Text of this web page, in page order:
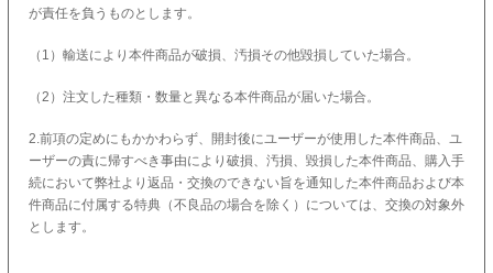
が責任を負うものとします。
（1）輸送により本件商品が破損、汚損その他毀損していた場合。
（2）注文した種類・数量と異なる本件商品が届いた場合。
2.前項の定めにもかかわらず、開封後にユーザーが使用した本件商品、ユ
ーザーの責に帰すべき事由により破損、汚損、毀損した本件商品、購入手
続において弊社より返品・交換のできない旨を通知した本件商品および本
件商品に付属する特典（不良品の場合を除く）については、交換の対象外
とします。